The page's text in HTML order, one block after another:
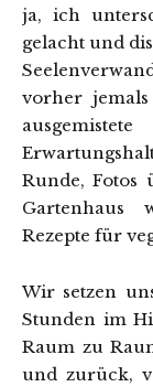
ja, ich
gelacht und
vorher
Runde, Fotos
Gartenhaus
Rezepte für
Wir setzen
Stunden im
Raum zu
und zurück,